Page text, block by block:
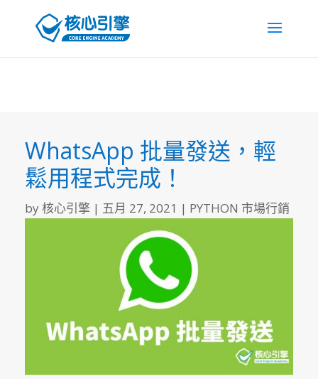
WhatsApp 批量發送，輕
鬆用程式完成！
by核心引擎 | 五月 27, 2021 | PYTHON 市場行銷